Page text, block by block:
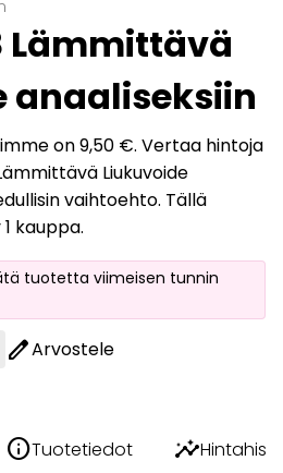
Lämmittävä
anaaliseksiin
on 9,50 €. Vertaa hintoja
Liukuvoide
vaihtoehto. Tällä
kauppa.
tuotetta viimeisen tunnin
editArvostele
infoTuotetiedot insights